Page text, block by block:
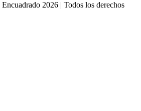
2026 |Todos los derechos